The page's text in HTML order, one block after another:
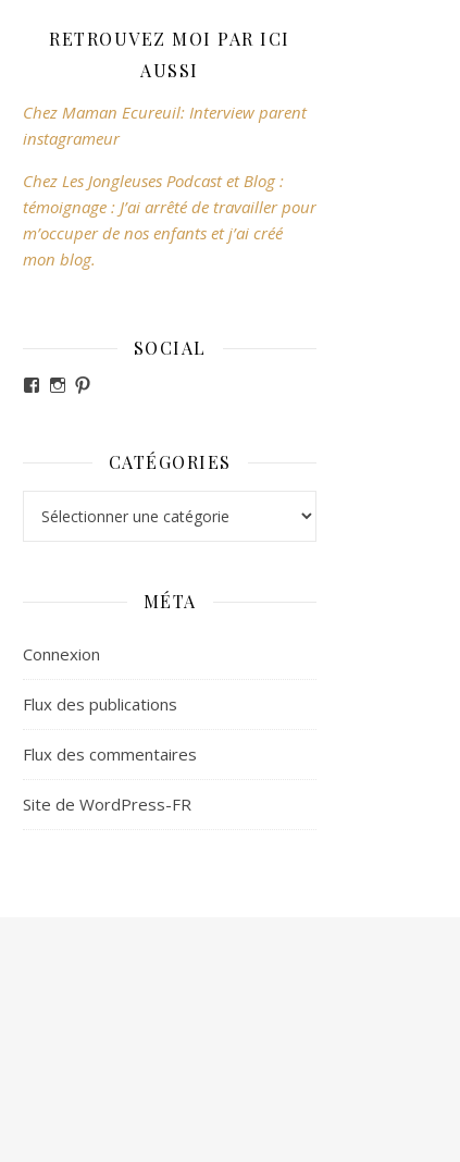
RETROUVEZ MOI PAR ICI
AUSSI
Chez Maman Ecureuil: Interview parent
instagrameur
Chez Les Jongleuses Podcast et Blog :
témoignage : J’ai arrêté de travailler pour
m’occuper de nos enfants et j’ai créé
mon blog.
SOCIAL
Voir le profil de revesdefripouilles sur Facebook
Voir le profil de claire_revesdefripouilles sur
CATÉGORIES
MÉTA
Connexion
Flux des publications
Flux des commentaires
Site de WordPress-FR